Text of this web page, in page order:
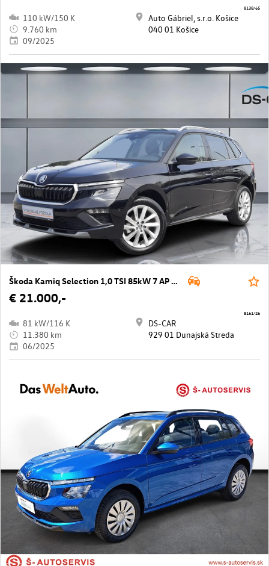
110 kW/150 K
9.760 km
09/2025
Auto Gábriel, s.r.o. Košice
040 01 Košice
8138/65
Škoda Kamiq Selection 1,0 TSI 85kW 7 AP DSG
€ 21.000,-
81 kW/116 K
11.380 km
06/2025
DS-CAR
929 01 Dunajská Streda
8161/26